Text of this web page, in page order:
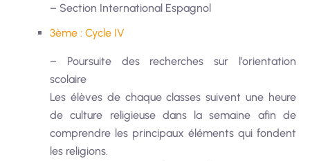
– Section International Espagnol
3ème : Cycle IV
– Poursuite des recherches sur l’orientation
scolaire
Les élèves de chaque classes suivent une heure
de culture religieuse dans la semaine afin de
comprendre les principaux éléments qui fondent
les religions.